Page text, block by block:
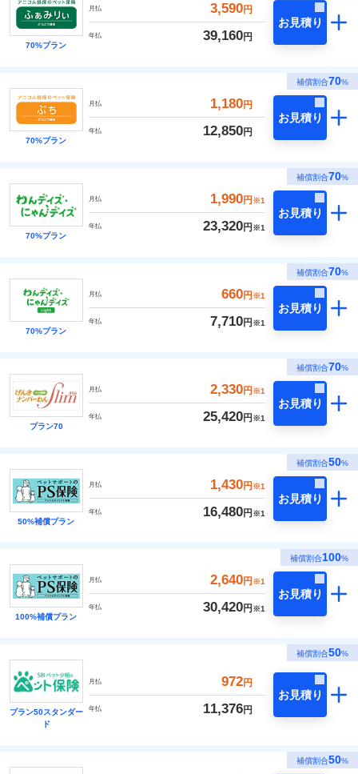
70%プラン
月払 3,590円
年払 39,160円
お見積り
補償割合70%
70%プラン
月払 1,180円
年払 12,850円
お見積り
補償割合70%
70%プラン
月払 1,990円 ※1
年払 23,320円 ※1
お見積り
補償割合70%
70%プラン
月払 660円 ※1
年払 7,710円 ※1
お見積り
補償割合70%
プラン70
月払 2,330円 ※1
年払 25,420円 ※1
お見積り
補償割合50%
50%補償プラン
月払 1,430円 ※1
年払 16,480円 ※1
お見積り
補償割合100%
100%補償プラン
月払 2,640円 ※1
年払 30,420円 ※1
お見積り
補償割合50%
プラン50スタンダー
ド
月払 972円
年払 11,376円
お見積り
補償割合50%